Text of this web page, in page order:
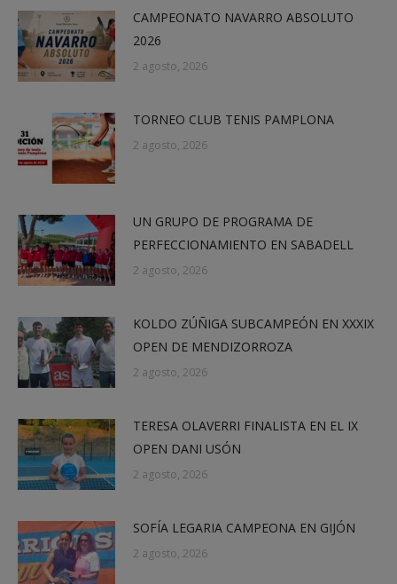
CAMPEONATO NAVARRO ABSOLUTO
2026
2 agosto, 2026
TORNEO CLUB TENIS PAMPLONA
2 agosto, 2026
UN GRUPO DE PROGRAMA DE
PERFECCIONAMIENTO EN SABADELL
2 agosto, 2026
KOLDO ZÚÑIGA SUBCAMPEÓN EN XXXIX
OPEN DE MENDIZORROZA
2 agosto, 2026
TERESA OLAVERRI FINALISTA EN EL IX
OPEN DANI USÓN
2 agosto, 2026
SOFÍA LEGARIA CAMPEONA EN GIJÓN
2 agosto, 2026